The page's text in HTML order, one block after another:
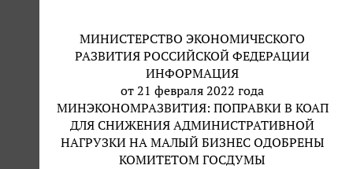
МИНИСТЕРСТВО ЭКОНОМИЧЕСКОГО
РАЗВИТИЯ РОССИЙСКОЙ ФЕДЕРАЦИИ
ИНФОРМАЦИЯ
от 21 февраля 2022 года
МИНЭКОНОМРАЗВИТИЯ: ПОПРАВКИ В КОАП
ДЛЯ СНИЖЕНИЯ АДМИНИСТРАТИВНОЙ
НАГРУЗКИ НА МАЛЫЙ БИЗНЕС ОДОБРЕНЫ
КОМИТЕТОМ ГОСДУМЫ